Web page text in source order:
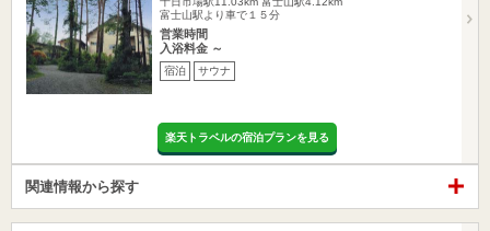
富士山駅より車で１５分
営業時間
入浴料金 ～
宿泊 サウナ
楽天トラベルの宿泊プランを見る
関連情報から探す